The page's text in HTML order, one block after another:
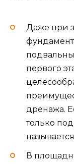
Даже при
первого
дренажа.
только
В